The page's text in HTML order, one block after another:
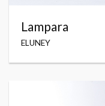
Lampara
ELUNEY